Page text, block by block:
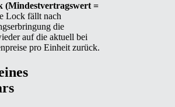
(Mindestvertragswert =
Lock fällt nach
die
auf die aktuell bei
pro Einheit zurück.